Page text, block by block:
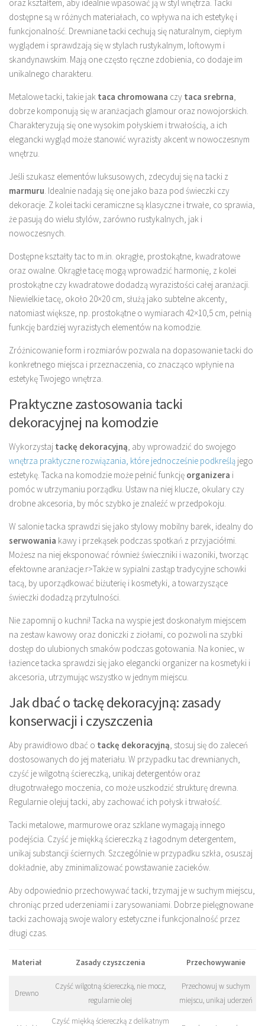
oraz kształtem, aby idealnie wpasować ją w styl wnętrza. Tacki
dostępne są w różnych materiałach, co wpływa na ich estetykę i
funkcjonalność. Drewniane tacki cechują się naturalnym, ciepłym
wyglądem i sprawdzają się w stylach rustykalnym, loftowym i
skandynawskim. Mają one często ręczne zdobienia, co dodaje im
unikalnego charakteru.
Metalowe tacki, takie jak taca chromowana czy taca srebrna
dobrze komponują się w aranżacjach glamour oraz nowojorskich.
Charakteryzują się one wysokim połyskiem i trwałością, a ich
elegancki wygląd może stanowić wyrazisty akcent w nowoczesnym
wnętrzu.
Jeśli szukasz elementów luksusowych, zdecyduj się na tacki z
marmuru . Idealnie nadają się one jako baza pod świeczki czy
dekoracje. Z kolei tacki ceramiczne są klasyczne i trwałe, co sprawia,
że pasują do wielu stylów, zarówno rustykalnych, jak i
nowoczesnych.
Dostępne kształty tac to m.in. okrągłe, prostokątne, kwadratowe
oraz owalne. Okrągłe tacę mogą wprowadzić harmonię, z kolei
prostokątne czy kwadratowe dodadzą wyrazistości całej aranżacji.
Niewielkie tacę, około 20×20 cm, służą jako subtelne akcenty,
natomiast większe, np. prostokątne o wymiarach 42×10,5 cm, pełnią
funkcję bardziej wyrazistych elementów na komodzie.
Zróżnicowanie form i rozmiarów pozwala na dopasowanie tacki do
konkretnego miejsca i przeznaczenia, co znacząco wpłynie na
estetykę Twojego wnętrza.
Praktyczne zastosowania tacki
dekoracyjnej na komodzie
Wykorzystaj tackę dekoracyjną , aby wprowadzić do swojego
wnętrza praktyczne rozwiązania, które jednocześnie podkreślą jego
estetykę. Tacka na komodzie może pełnić funkcję organizera i
pomóc w utrzymaniu porządku. Ustaw na niej klucze, okulary czy
drobne akcesoria, by móc szybko je znaleźć w przedpokoju.
W salonie tacka sprawdzi się jako stylowy mobilny barek, idealny do
serwowania kawy i przekąsek podczas spotkań z przyjaciółmi.
Możesz na niej eksponować również świeczniki i wazoniki, tworząc
efektowne aranżacje. r>Także w sypialni zastąp tradycyjne schowki
tacą, by uporządkować biżuterię i kosmetyki, a towarzyszące
świeczki dodadzą przytulności.
Nie zapomnij o kuchni! Tacka na wyspie jest doskonałym miejscem
na zestaw kawowy oraz doniczki z ziołami, co pozwoli na szybki
dostęp do ulubionych smaków podczas gotowania. Na koniec, w
łazience tacka sprawdzi się jako elegancki organizer na kosmetyki i
akcesoria, utrzymując wszystko w jednym miejscu.
Jak dbać o tackę dekoracyjną: zasady
konserwacji i czyszczenia
Aby prawidłowo dbać o tackę dekoracyjną , stosuj się do zaleceń
dostosowanych do jej materiału. W przypadku tac drewnianych,
czyść je wilgotną ściereczką, unikaj detergentów oraz
długotrwałego moczenia, co może uszkodzić strukturę drewna.
Regularnie olejuj tacki, aby zachować ich połysk i trwałość.
Tacki metalowe, marmurowe oraz szklane wymagają innego
podejścia. Czyść je miękką ściereczką z łagodnym detergentem,
unikaj substancji ściernych. Szczególnie w przypadku szkła, osuszaj
dokładnie, aby zminimalizować powstawanie zacieków.
Aby odpowiednio przechowywać tacki, trzymaj je w suchym miejscu,
chroniąc przed uderzeniami i zarysowaniami. Dobrze pielęgnowane
tacki zachowają swoje walory estetyczne i funkcjonalność przez
długi czas.
Materiał Zasady czyszczenia Przechowywanie
Drewno
Czyść wilgotną ściereczką, nie mocz,
regularnie olej
Przechowuj w suchym
miejscu, unikaj uderzeń
Czyść miękką ściereczką z delikatnym